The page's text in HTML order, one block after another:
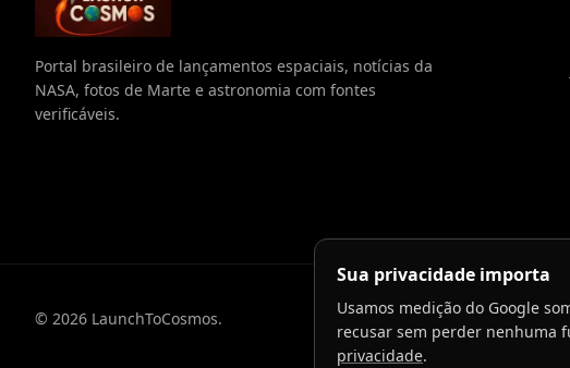
Portal brasileiro de lançamentos espaciais, notícias da
NASA, fotos de Marte e astronomia com fontes
verificáveis.
© 2026 LaunchToCosmos.
Sua privacidade importa
Usamos medição do Google
recusar sem perder nenhuma
privacidade.